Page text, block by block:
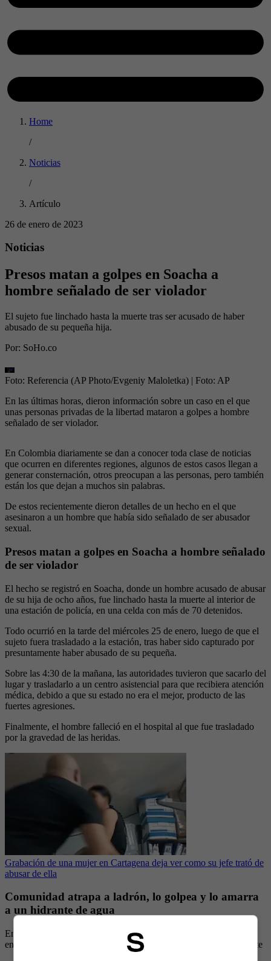
Home
/
Noticias
/
Artículo
26 de enero de 2023
Noticias
Presos matan a golpes en Soacha a
hombre señalado de ser violador
El sujeto fue linchado hasta la muerte tras ser acusado de haber
abusado de su pequeña hija.
Por: SoHo.co
Foto: Referencia (AP Photo/Evgeniy Maloletka) | Foto: AP
En las últimas horas, dieron información sobre un caso en el que
unas personas privadas de la libertad mataron a golpes a hombre
señalado de ser violador.
En Colombia diariamente se dan a conocer toda clase de noticias
que ocurren en diferentes regiones, algunos de estos casos llegan a
generar consternación, otros preocupan a las personas, pero también
están los que dejan a muchos sin palabras.
De estos recientemente dieron detalles de un hecho en el que
asesinaron a un hombre que había sido señalado de ser abusador
sexual.
Presos matan a golpes en Soacha a hombre señalado
de ser violador
El hecho se registró en Soacha, donde un hombre acusado de abusar
de su hija de ocho años, fue linchado hasta la muerte al interior de
una estación de policía, en una celda con más de 70 detenidos.
Todo ocurrió en la tarde del miércoles 25 de enero, luego de que el
sujeto fuera trasladado a la estación, tras haber sido capturado por
presuntamente haber abusado de su pequeña.
Sobre las 4:30 de la mañana, las autoridades tuvieron que sacarlo del
lugar y trasladarlo a un centro asistencial para que recibiera atención
médica, debido a que su estado no era el mejor, producto de las
fuertes agresiones.
Finalmente, el hombre falleció en el hospital al que fue trasladado
por la gravedad de las heridas.
Grabación de una mujer en Cartagena deja ver como su jefe trató de
abusar de ella
Comunidad atrapa a ladrón, lo golpea y lo amarra
a un hidrante de agua
En otras noticias, dieron detalles de un caso ocurrido en Medellín,
en el que la comunidad por poco y lincha a un señalado delincuente